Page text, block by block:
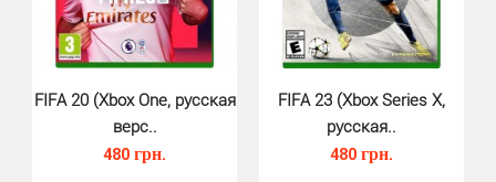
NBA 2K21 (Xbox Series X)..
FIFA 20 (Xbox One, русская
верс..
480 грн.
FIFA 23 (Xbox Series X,
русская..
480 грн.